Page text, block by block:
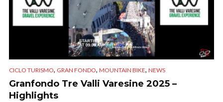
CICLO TURISMO, GRAN FONDO, MOUNTAIN BIKE, NEWS
Granfondo Tre Valli Varesine 2025 –
Highlights